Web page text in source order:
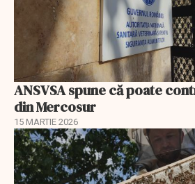
ANSVSA spune că poate
din Mercosur
15 MARTIE 2026